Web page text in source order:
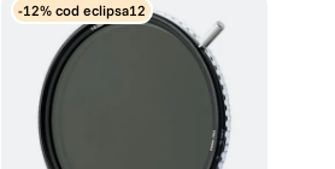
-12% cod eclipsa12